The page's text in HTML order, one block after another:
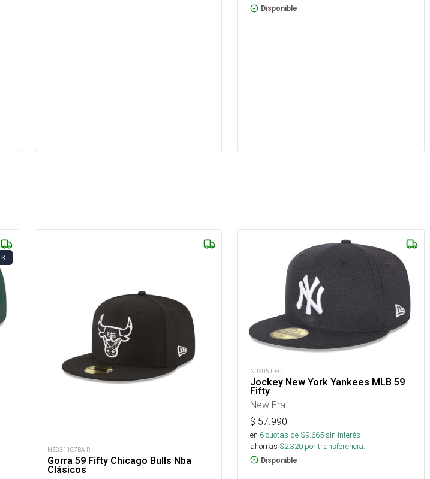
Disponible
3
NE031107BA-R
Gorra 59 Fifty Chicago Bulls Nba
Clásicos
N020519-C
Jockey New York Yankees MLB 59
Fifty
New Era
$ 57.990
en 6cuotas de $9.665sin interés
ahorras $2.320 por transferencia.
Disponible